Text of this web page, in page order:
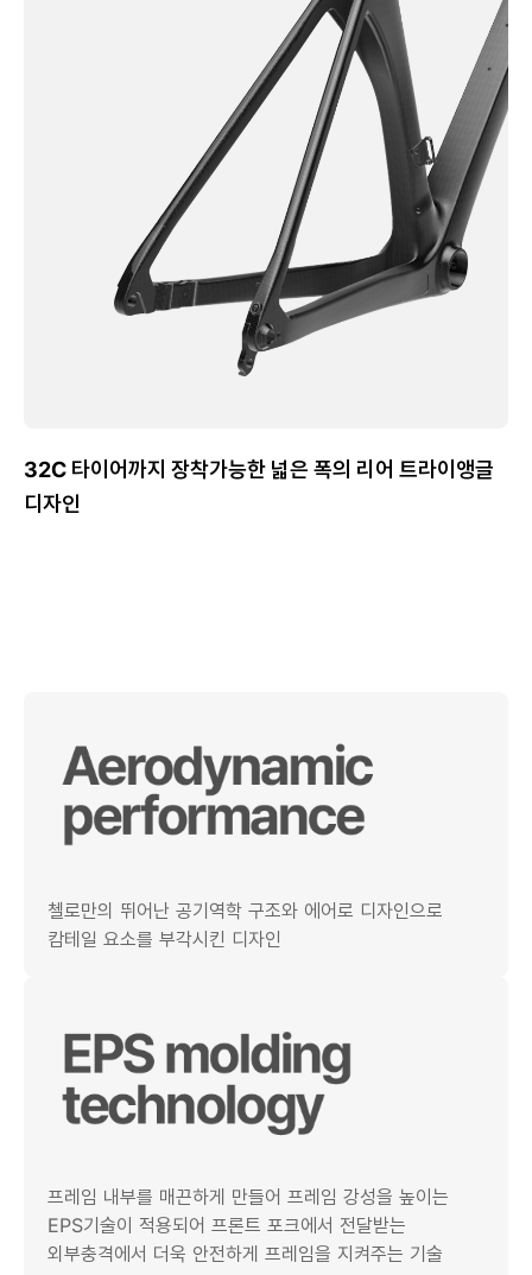
32C 타이어까지 장착가능한 넓은 폭의 리어 트라이앵글
디자인
첼로만의 뛰어난 공기역학 구조와 에어로 디자인으로
캄테일 요소를 부각시킨 디자인
프레임 내부를 매끈하게 만들어 프레임 강성을 높이는
EPS기술이 적용되어 프론트 포크에서 전달받는
외부충격에서 더욱 안전하게 프레임을 지켜주는 기술